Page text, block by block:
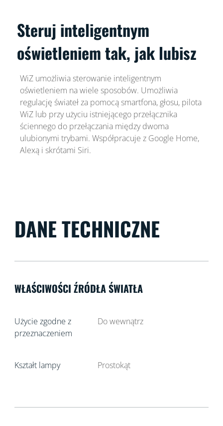
Steruj inteligentnym
oświetleniem tak, jak lubisz
WiZ umożliwia sterowanie inteligentnym
oświetleniem na wiele sposobów. Umożliwia
regulację świateł za pomocą smartfona, głosu, pilota
WiZ lub przy użyciu istniejącego przełącznika
ściennego do przełączania między dwoma
ulubionymi trybami. Współpracuje z Google Home,
Alexą i skrótami Siri.
DANE TECHNICZNE
WŁAŚCIWOŚCI ŹRÓDŁA ŚWIATŁA
Użycie zgodne z
przeznaczeniem
Do wewnątrz
Kształt lampy Prostokąt